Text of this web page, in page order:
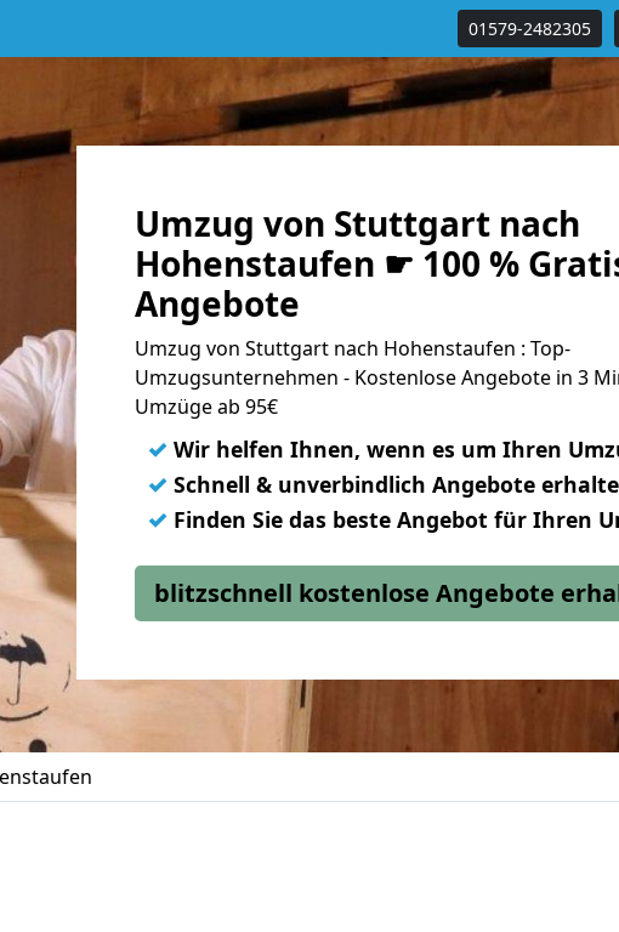
01579-2482305
Umzug von Stuttgart nach
Hohenstaufen ☛ 100 %
Angebote
Umzug von Stuttgart nach Hohenstaufen : Top-
Umzugsunternehmen - Kostenlose Angebote in 3
Umzüge ab 95€
✓ Wir helfen Ihnen, wenn es um Ihren
✓ Schnell & unverbindlich Angebote
✓ Finden Sie das beste Angebot für Ihren
blitzschnell kostenlose Angebote